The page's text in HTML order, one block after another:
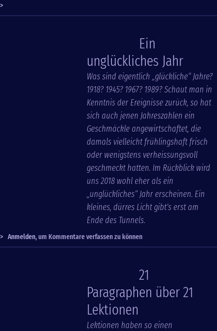
>
Ein
unglückliches Jahr
Was sind eigentlich „glückliche“ Jahre?
1918? 1945? 1967? 1989? Schaut man in
Kenntnis der Ereignisse zurück, so hat
sich auch jenen Jahreszahlen ein
Geschmäckle angewirtschaftet, die
damals vielleicht frühlingshaft frisch
oder wenigstens verheissungsvoll
geschmeckt hatten. Im Rückblick wird
uns 2018 wohl eher als ein
„unglückliches“ Jahr erscheinen. Ein
kleines, dürres Licht gibt’s erst am
Ende des Tunnels.
> Anmelden, um Kommentare verfassen zu können
21
Paragraphen über 21
Lektionen
Lektionen haben so einen